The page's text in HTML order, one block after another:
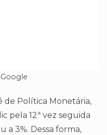
de Política Monetária,
pela 12ª vez seguida
a 3%. Dessa forma,